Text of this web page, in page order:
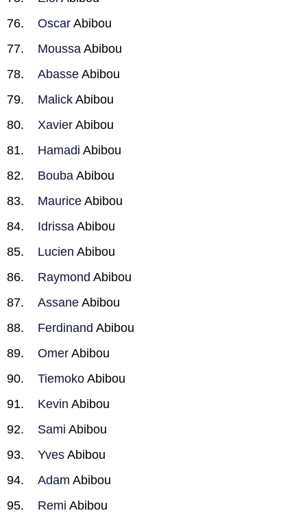
Oscar Abibou
Moussa Abibou
Abasse Abibou
Malick Abibou
Xavier Abibou
Hamadi Abibou
Bouba Abibou
Maurice Abibou
Idrissa Abibou
Lucien Abibou
Raymond Abibou
Assane Abibou
Ferdinand Abibou
Omer Abibou
Tiemoko Abibou
Kevin Abibou
Sami Abibou
Yves Abibou
Adam Abibou
Remi Abibou